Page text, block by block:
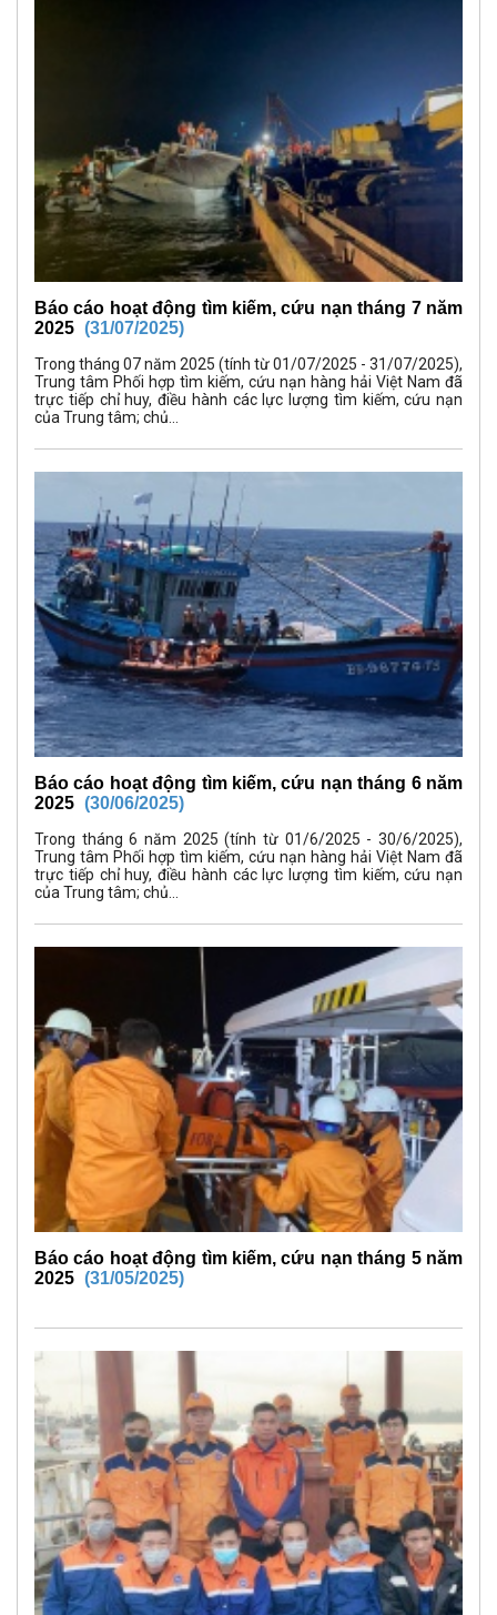
Báo cáo hoạt động tìm kiếm, cứu nạn tháng 7 năm
2025 (31/07/2025)
Trong tháng 07 năm 2025 (tính từ 01/07/2025 - 31/07/2025),
Trung tâm Phối hợp tìm kiếm, cứu nạn hàng hải Việt Nam đã
trực tiếp chỉ huy, điều hành các lực lượng tìm kiếm, cứu nạn
của Trung tâm; chủ...
Báo cáo hoạt động tìm kiếm, cứu nạn tháng 6 năm
2025 (30/06/2025)
Trong tháng 6 năm 2025 (tính từ 01/6/2025 - 30/6/2025),
Trung tâm Phối hợp tìm kiếm, cứu nạn hàng hải Việt Nam đã
trực tiếp chỉ huy, điều hành các lực lượng tìm kiếm, cứu nạn
của Trung tâm; chủ...
Báo cáo hoạt động tìm kiếm, cứu nạn tháng 5 năm
2025 (31/05/2025)